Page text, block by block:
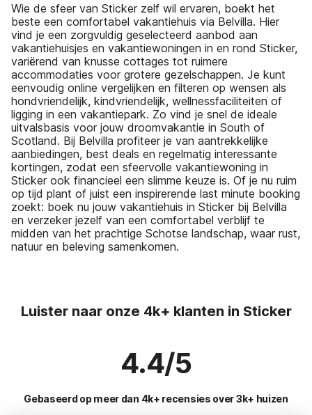
Wie de sfeer van Sticker zelf wil ervaren, boekt het
beste een comfortabel vakantiehuis via Belvilla. Hier
vind je een zorgvuldig geselecteerd aanbod aan
vakantiehuisjes en vakantiewoningen in en rond Sticker,
variërend van knusse cottages tot ruimere
accommodaties voor grotere gezelschappen. Je kunt
eenvoudig online vergelijken en filteren op wensen als
hondvriendelijk, kindvriendelijk, wellnessfaciliteiten of
ligging in een vakantiepark. Zo vind je snel de ideale
uitvalsbasis voor jouw droomvakantie in South of
Scotland. Bij Belvilla profiteer je van aantrekkelijke
aanbiedingen, best deals en regelmatig interessante
kortingen, zodat een sfeervolle vakantiewoning in
Sticker ook financieel een slimme keuze is. Of je nu ruim
op tijd plant of juist een inspirerende last minute booking
zoekt: boek nu jouw vakantiehuis in Sticker bij Belvilla
en verzeker jezelf van een comfortabel verblijf te
midden van het prachtige Schotse landschap, waar rust,
natuur en beleving samenkomen.
Luister naar onze 4k+ klanten in Sticker
4.4/5
Gebaseerd op meer dan 4k+ recensies over 3k+ huizen